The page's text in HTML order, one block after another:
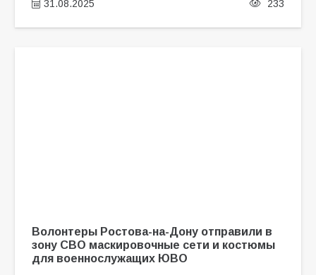
31.08.2025 233
Волонтеры Ростова-на-Дону отправили в
зону СВО маскировочные сети и костюмы
для военнослужащих ЮВО